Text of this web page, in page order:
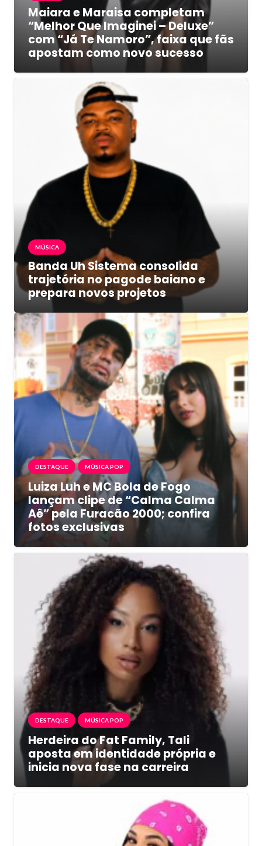
Maiara e Maraisa completam
“Melhor Que Imaginei – Deluxe”
com “Já Te Namoro”, faixa que fãs
apostam como novo sucesso
MÚSICA
Banda Uh Sistema consolida
trajetória no pagode baiano e
prepara novos projetos
DESTAQUE MÚSICA POP
Luiza Luh e MC Bola de Fogo
lançam clipe de “Calma Calma
Aê” pela Furacão 2000; confira
fotos exclusivas
DESTAQUE MÚSICA POP
Herdeira do Fat Family, Tali
aposta em identidade própria e
inicia nova fase na carreira